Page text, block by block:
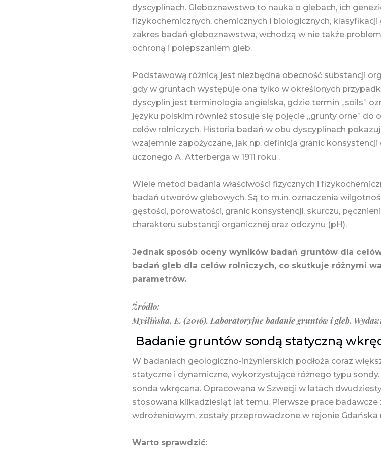
dyscyplinach. Gleboznawstwo to nauka o glebach, ich
fizykochemicznych, chemicznych i biologicznych,
zakres badań gleboznawstwa, wchodzą w nie także
ochroną i polepszaniem gleb.
Podstawową różnicą jest niezbędna obecność substancji
gdy w gruntach występuje ona tylko w określonych
dyscyplin jest terminologia angielska, gdzie termin „soils”
języku polskim również stosuje się pojęcie „grunty orne” do
celów rolniczych. Historia badań w obu dyscyplinach
wzajemnie zapożyczane, jak np. definicja granic
uczonego A. Atterberga w 1911 roku .
Wiele metod badania właściwości fizycznych i
badań utworów glebowych. Są to m.in. oznaczenia
gęstości, porowatości, granic konsystencji, skurczu,
charakteru substancji organicznej oraz odczynu (pH).
Jednak sposób oceny wyników badań gruntów dla
badań gleb dla celów rolniczych, co skutkuje różnymi
parametrów.
Źródło:
Myślińska, E. (2016). Laboratoryjne badanie gruntów i gleb.
Badanie gruntów sondą statyczną
W badaniach geologiczno-inżynierskich podłoża coraz
statyczne i dynamiczne, wykorzystujące różnego typu
sonda wkręcana. Opracowana w Szwecji w latach
stosowana kilkadziesiąt lat temu. Pierwsze prace badawcze
wdrożeniowym, zostały przeprowadzone w rejonie
Warto sprawdzić: